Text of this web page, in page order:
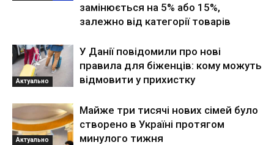
замінюється на 5% або 15%,
залежно від категорії товарів
Актуально
У Данії повідомили про нові
правила для біженців: кому можуть
відмовити у прихистку
Актуально
Майже три тисячі нових сімей було
створено в Україні протягом
минулого тижня